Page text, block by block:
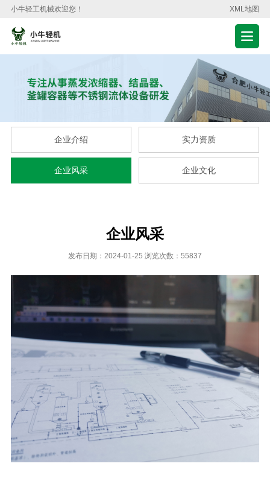
小牛轻工机械欢迎您！ XML地图
企业介绍 实力资质
企业风采 企业文化
企业风采
发布日期：2024-01-25 浏览次数：55837